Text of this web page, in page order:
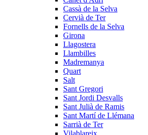
Cassà de la Selva
Cervià de Ter
Fornells de la Selva
Girona
Llagostera
Llambilles
Madremanya
Quart
Salt
Sant Gregori
Sant Jordi Desvalls
Sant Julià de Ramis
Sant Martí de Llémana
Sarrià de Ter
Vilablareix